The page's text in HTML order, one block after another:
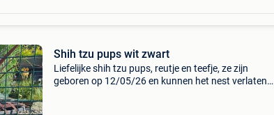
Shih tzu pups wit zwart
Liefelijke shih tzu pups, reutje en teefje, ze zijn
geboren op 12/05/26 en kunnen het nest verlaten